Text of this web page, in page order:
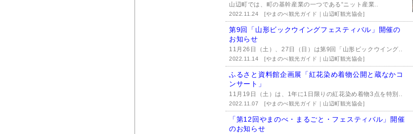
山辺町では、町の基幹産業の一つである“ニット産業..
2022.11.24[やまのべ観光ガイド｜山辺町観光協会]
第9回「山形ビックウイングフェスティバル」開催の
お知らせ
11月26日（土）、27日（日）は第9回「山形ビックウイング..
2022.11.14[やまのべ観光ガイド｜山辺町観光協会]
ふるさと資料館企画展「紅花染め着物公開と蔵なかコ
ンサート」
11月19日（土）は、1年に1日限りの紅花染め着物3点を特別..
2022.11.07[やまのべ観光ガイド｜山辺町観光協会]
「第12回やまのべ・まるごと・フェスティバル」開催
のお知らせ